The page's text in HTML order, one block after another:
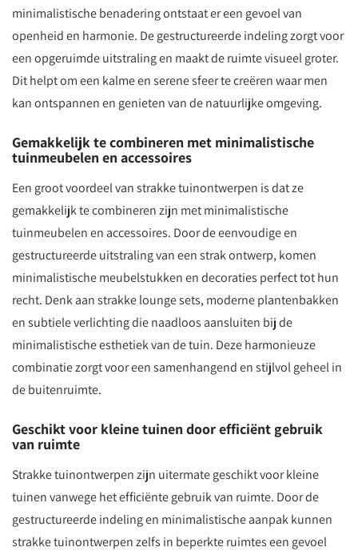
minimalistische benadering ontstaat er een gevoel van
openheid en harmonie. De gestructureerde indeling zorgt voor
een opgeruimde uitstraling en maakt de ruimte visueel groter.
Dit helpt om een kalme en serene sfeer te creëren waar men
kan ontspannen en genieten van de natuurlijke omgeving.
Gemakkelijk te combineren met minimalistische
tuinmeubelen en accessoires
Een groot voordeel van strakke tuinontwerpen is dat ze
gemakkelijk te combineren zijn met minimalistische
tuinmeubelen en accessoires. Door de eenvoudige en
gestructureerde uitstraling van een strak ontwerp, komen
minimalistische meubelstukken en decoraties perfect tot hun
recht. Denk aan strakke lounge sets, moderne plantenbakken
en subtiele verlichting die naadloos aansluiten bij de
minimalistische esthetiek van de tuin. Deze harmonieuze
combinatie zorgt voor een samenhangend en stijlvol geheel in
de buitenruimte.
Geschikt voor kleine tuinen door efficiënt gebruik
van ruimte
Strakke tuinontwerpen zijn uitermate geschikt voor kleine
tuinen vanwege het efficiënte gebruik van ruimte. Door de
gestructureerde indeling en minimalistische aanpak kunnen
strakke tuinontwerpen zelfs in beperkte ruimtes een gevoel